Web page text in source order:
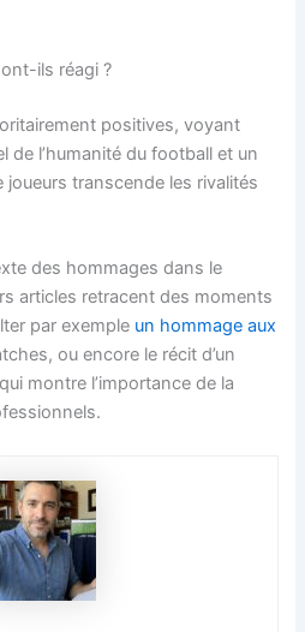
ils réagi ?
positives, voyant
de l’humanité du football et un
transcende les rivalités
des hommages dans le
articles retracent des moments
par exemple un hommage aux
ou encore le récit d’un
qui montre l’importance de la